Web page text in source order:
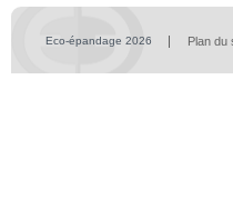
Eco-épandage 2026 Plan du